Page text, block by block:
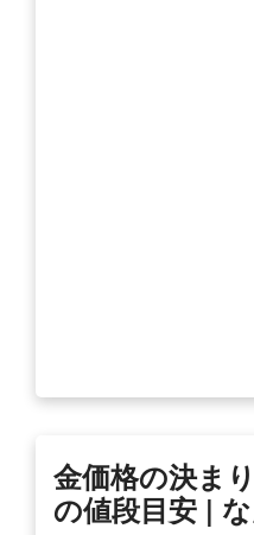
金価格の決ま
の値段目安 |